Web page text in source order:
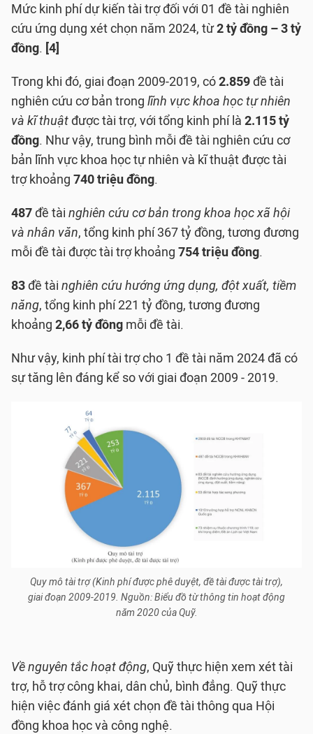
Mức kinh phí dự kiến tài trợ đối với 01 đề tài nghiên
cứu ứng dụng xét chọn năm 2024, từ2 tỷ đồng – 3 tỷ
đồng. [4]
Trong khi đó, giai đoạn 2009-2019, có2.859đề tài
nghiên cứu cơ bản trong lĩnh vực khoa học tự nhiên
và kĩ thuậtđược tài trợ, với tổng kinh phí là 2.115 tỷ
đồng. Như vậy, trung bình mỗi đề tài nghiên cứu cơ
bản lĩnh vực khoa học tự nhiên và kĩ thuật được tài
trợ khoảng 740 triệu đồng.
487đề tài nghiên cứu cơ bản trong khoa học xã hội
và nhân văn, tổng kinh phí 367 tỷ đồng, tương đương
mỗi đề tài được tài trợ khoảng 754 triệu đồng.
83đề tài nghiên cứu hướng ứng dụng, đột xuất, tiềm
năng, tổng kinh phí 221 tỷ đồng, tương đương
khoảng 2,66 tỷ đồng mỗi đề tài.
Như vậy, kinh phí tài trợ cho 1 đề tài năm 2024 đã có
sự tăng lên đáng kể so với giai đoạn 2009 - 2019.
Quy mô tài trợ (Kinh phí được phê duyệt, đề tài được tài trợ),
giai đoạn 2009-2019. Nguồn: Biểu đồ từ thông tin hoạt động
năm 2020 của Quỹ.
Về nguyên tắc hoạt động, Quỹ thực hiện xem xét tài
trợ, hỗ trợ công khai, dân chủ, bình đẳng. Quỹ thực
hiện việc đánh giá xét chọn đề tài thông qua Hội
đồng khoa học và công nghệ.